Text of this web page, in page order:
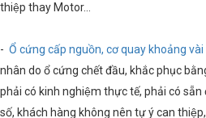
thiệp thay Motor…
- Ổ cứng cấp nguồn, cơ quay khoảng
nhân do ổ cứng chết đầu, khắc phục
phải có kinh nghiệm thực tế, phải có
số, khách hàng không nên tự ý can